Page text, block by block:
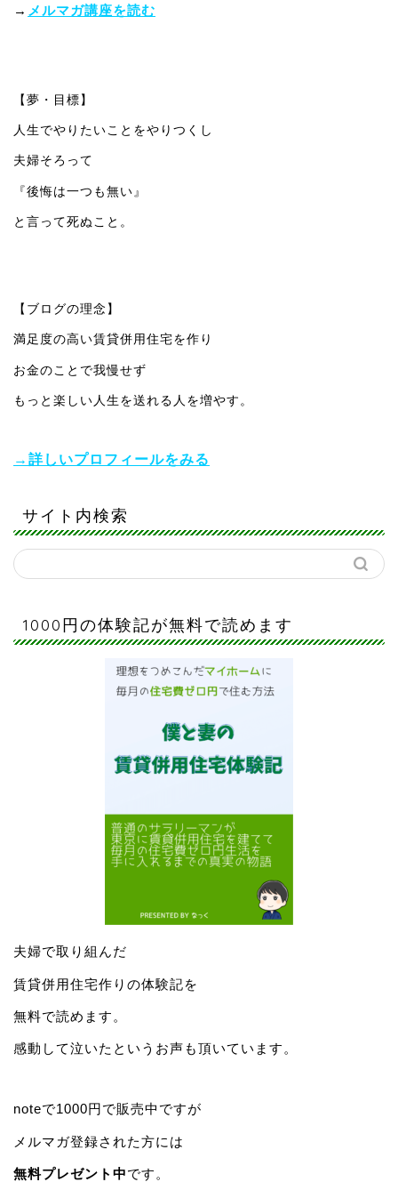
→ メルマガ講座を読む
【夢・目標】
人生でやりたいことをやりつくし
夫婦そろって
『後悔は一つも無い』
と言って死ぬこと。
【ブログの理念】
満足度の高い賃貸併用住宅を作り
お金のことで我慢せず
もっと楽しい人生を送れる人を増やす。
→詳しいプロフィールをみる
サイト内検索
1000円の体験記が無料で読めます
夫婦で取り組んだ
賃貸併用住宅作りの体験記を
無料で読めます。
感動して泣いたというお声も頂いています。
noteで1000円で販売中ですが
メルマガ登録された方には
無料プレゼント中です。